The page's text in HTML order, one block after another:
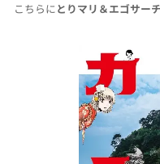
こちらにとりマリ＆エゴサー